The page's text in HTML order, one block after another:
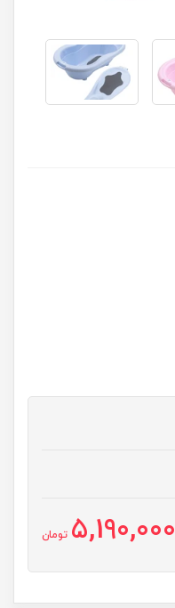
5,190,000 تومان